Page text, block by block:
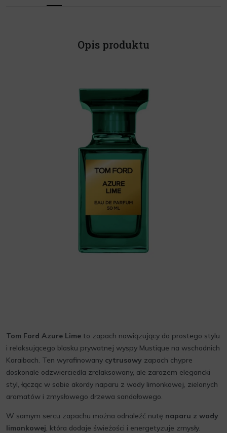
Opis produktu
Tom Ford Azure Lime to zapach nawiązujący do prostego stylu
i relaksującego blasku prywatnej wyspy Mustique na wschodnich
Karaibach. Ten wyrafinowany cytrusowy zapach chypre
doskonale odzwierciedla zrelaksowany, ale zarazem elegancki
styl, łącząc w sobie akordy naparu z wody limonkowej, zielonych
aromatów i zmysłowego drzewa sandałowego.
W samym sercu zapachu można odnaleźć nutę naparu z wody
limonkowej, która dodaje świeżości i energetyzuje zmysły.